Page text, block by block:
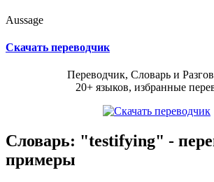
Aussage
Скачать переводчик
Переводчик, Словарь и
20+ языков, избранные
Словарь: "testifying" -
примеры